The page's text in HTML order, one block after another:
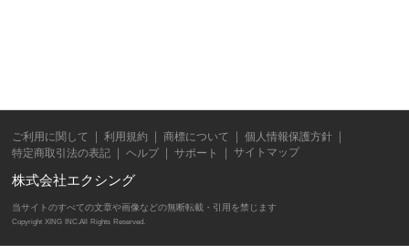
ご利用に関して 利用規約 商標について
個人情報保護方針
特定商取引法の表記
ヘルプ サポート サイトマップ
株式会社エクシング
当サイトのすべての文章や画像などの無断転載・引用を禁じます
Copyright XING INC.All Rights Reserved.